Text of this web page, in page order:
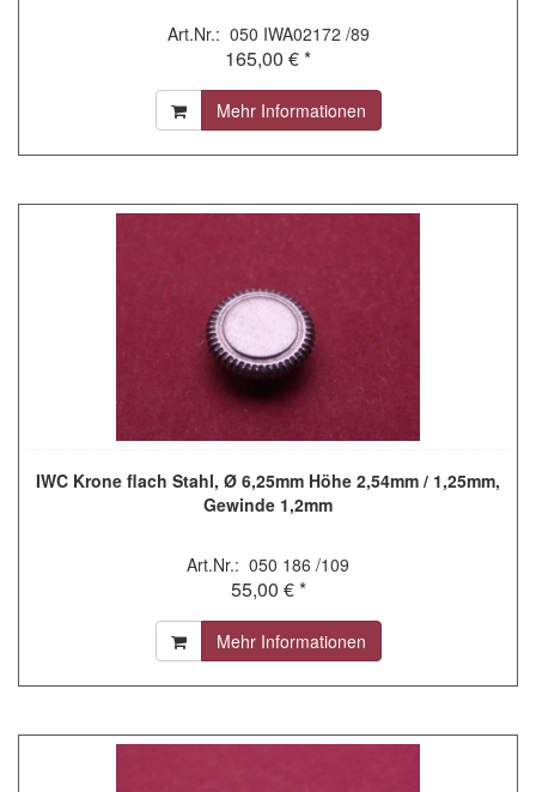
Art.Nr.: 050 IWA02172 /89
165,00 € *
Mehr Informationen
IWC Krone flach Stahl, Ø 6,25mm Höhe 2,54mm / 1,25mm,
Gewinde 1,2mm
Art.Nr.: 050 186 /109
55,00 € *
Mehr Informationen